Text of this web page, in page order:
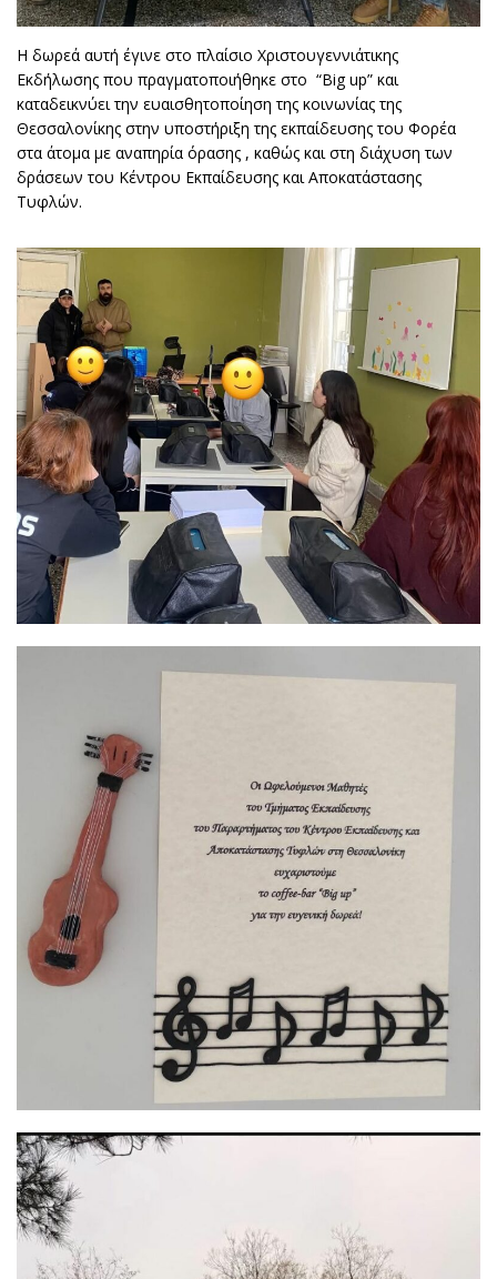
Η δωρεά αυτή έγινε στο πλαίσιο Χριστουγεννιάτικης
Εκδήλωσης που πραγματοποιήθηκε στο “Big up” και
καταδεικνύει την ευαισθητοποίηση της κοινωνίας της
Θεσσαλονίκης στην υποστήριξη της εκπαίδευσης του Φορέα
στα άτομα με αναπηρία όρασης , καθώς και στη διάχυση των
δράσεων του Κέντρου Εκπαίδευσης και Αποκατάστασης
Τυφλών.